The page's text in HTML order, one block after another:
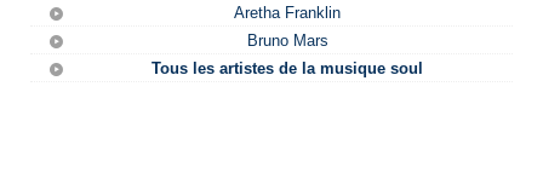
Aretha Franklin
Bruno Mars
Tous les artistes de la musique soul